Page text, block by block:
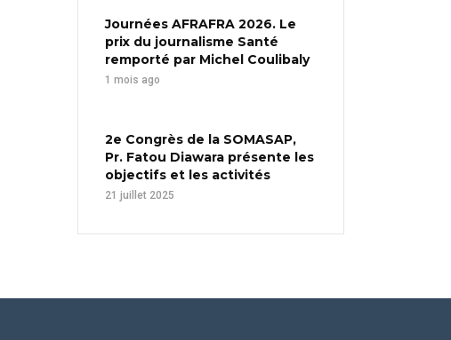
Journées AFRAFRA 2026. Le
prix du journalisme Santé
remporté par Michel Coulibaly
1 mois ago
2e Congrès de la SOMASAP,
Pr. Fatou Diawara présente les
objectifs et les activités
21 juillet 2025